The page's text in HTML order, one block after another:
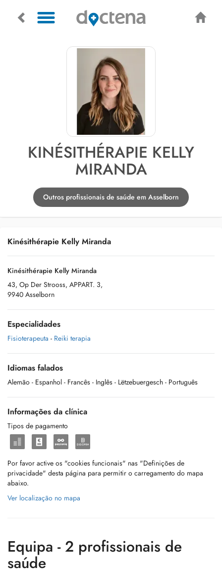
KINÉSITHÉRAPIE KELLY
MIRANDA
Outros profissionais de saúde em Asselborn
Kinésithérapie Kelly Miranda
Kinésithérapie Kelly Miranda
43, Op Der Strooss, APPART. 3,
9940 Asselborn
Especialidades
Fisioterapeuta - Reiki terapia
Idiomas falados
Alemão - Espanhol - Francês - Inglês - Lëtzebuergesch - Português
Informações da clínica
Tipos de pagamento
Por favor active os "cookies funcionais" nas "Definições de
privacidade" desta página para permitir o carregamento do mapa
abaixo.
Ver localização no mapa
Equipa - 2 profissionais de
saúde